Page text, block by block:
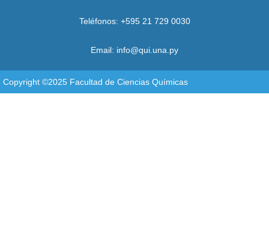
Teléfonos: +595 21 729 0030
Email: info@qui.una.py
Copyright ©2025 Facultad de Ciencias Químicas